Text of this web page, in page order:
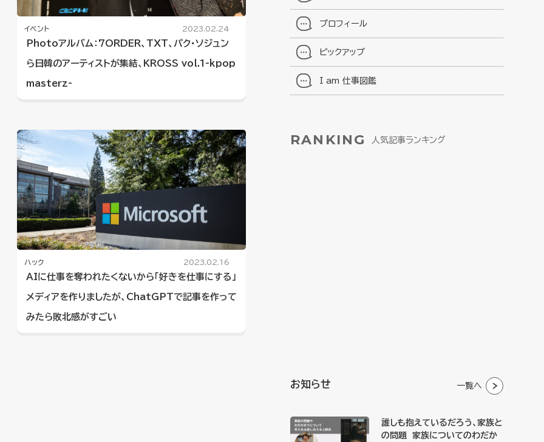
イベント 2023.02.24
Photoアルバム：7ORDER、TXT、パク・ソジュン
ら日韓のアーティストが集結、KROSS vol.1-kpop
masterz-
ハック 2023.02.16
AIに仕事を奪われたくないから「好きを仕事にする」
メディアを作りましたが、ChatGPTで記事を作って
みたら敗北感がすごい
プロフィール
ピックアップ
I am 仕事図鑑
RANKING 人気記事ランキング
お知らせ 一覧へ
誰しも抱えているだろう、家族と
の問題 家族についてのわだか